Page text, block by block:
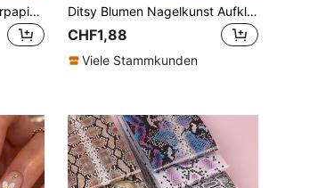
3/2/1 Set weißes Transferpapier mit floralem Spitzenmuster (zufällig mit oder ohne Box versandt) Ditsy Blumen Nagelkunst Aufkleber Set, Blumen Rosen Streifen Muster, Frühling Sommer Blumen Thema, geeignet für Frauen, Mädchen, Hochzeiten, Valentinstag Nagel Dekoration Nägel Nagel Zubehör
CHF1,88
Viele Stammkunden